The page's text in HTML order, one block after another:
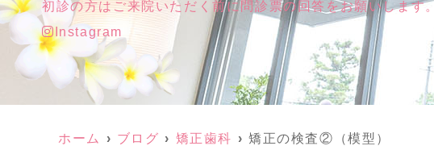
初診の方はご来院いただく前に問診票の回答をお願いします。
Instagram
ホーム ブログ 矯正歯科 矯正の検査②（模型）